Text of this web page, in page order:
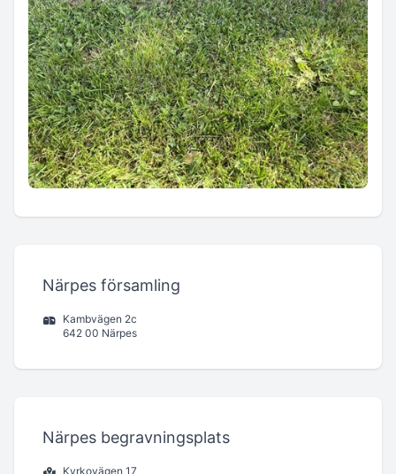
Närpes församling
Kambvägen 2c
642 00 Närpes
Närpes begravningsplats
Kyrkovägen 17